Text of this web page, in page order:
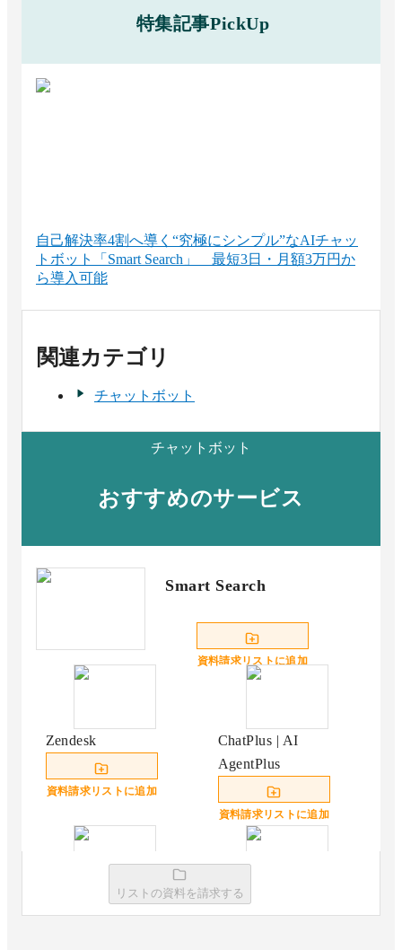
特集記事PickUp
自己解決率4割へ導く“究極にシンプル”なAIチャッ
トボット「Smart Search」 最短3日・月額3万円か
ら導入可能
関連カテゴリ
チャットボット
チャットボット
おすすめのサービス
Smart Search
資料請求リストに追加
Zendesk
資料請求リストに追加
ChatPlus | AI
AgentPlus
資料請求リストに追加
Helpfeel（ヘルプフ
Tebot
リストの資料を請求する